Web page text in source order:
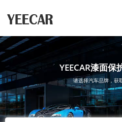
YEECAR漆面保
请选择汽车品牌，获